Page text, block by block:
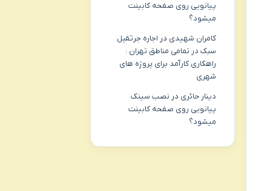
پیانویی روی صفحه کابینت
میشود؟
کامران شهیدی در اجاره جرثقیل
سبک در تمامی مناطق تهران :
راهکاری کارآمد برای پروژه های
شهری
دینار حائری در نصب سینک
پیانویی روی صفحه کابینت
میشود؟